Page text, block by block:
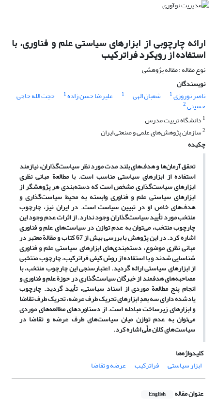
ارائه چارچوبی از ابزارهای سیاستی علم و فناوری، با
استفاده از رویکرد فراترکیب
نوع مقاله : مقاله پژوهشی
نویسندگان
ناصر نوروزی1 شعبان الهی 1 علیرضا حسن زاده1 حجت الله حاجی
حسینی2
1 دانشگاه تربیت مدرس
2سازمان پژوهش‌های علمی و صنعتی ایران
چکیده
تحقق آرمانها و هدفهای بلند مدت مورد نظر سیاستگذاران، نیازمند
استفاده از ابزارهای سیاستی مناسب است. با مطالعة مبانی نظری
ابزارهای سیاستگذاری مشخص است که دستهبندی هر پژوهشگر از
ابزارهای سیاستی علم و فناوری وابسته به محیط سیاستگذاری و
هدفهای خاص او در تبیین سیاست است. در ایران نیز، چارچوب
منتخب مورد تأیید سیاستگذاران وجود ندارد. از اثرات عدم وجود این
چارچوب منتخب، میتوان به عدم توازن در سیاستهای علم و فناوری
اشاره کرد. در این پژوهش با بررسی بیش از 67 کتاب و مقالة معتبر در
مبانی نظری موضوع، دستهبندیهای ابزارهای سیاستی علم و فناوری
شناسایی شدند و با استفاده از روش کیفی فراترکیب، چارچوب منتخبی
از ابزارهای سیاستی ارائه گردید. اعتبارسنجی این چارچوب منتخب، با
مصاحبههای هدفمند از خبرگان سیاستگذاری درحوزة علم و فناوری و
انجام پنج مطالعة موردی از اسناد سیاستی، تأیید گردید. چارچوب
یادشده دارای سه بعدِ ابزارهای تحریک طرف عرضه، تحریک طرف تقاضا
و ابزارهای زیرساخت مبادله است. از دستاوردهای مطالعههای موردی
میتوان به عدم توازن میان سیاستهای طرف عرضه و تقاضا در
سیاستهای کلان ملّی اشاره کرد.
کلیدواژه‌ها
ابزار سیاستی
فراترکیب عرضه و تقاضا
عنوان مقاله English